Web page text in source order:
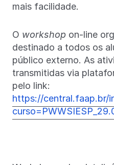
mais facilidade.
O workshop on-line
destinado a todos os
público externo. As
transmitidas via
pelo link:
https://central.faap.br/